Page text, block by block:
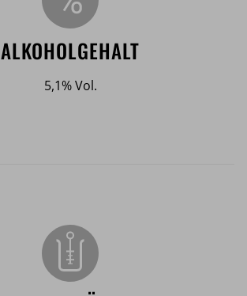
ALKOHOLGEHALT
5,1% Vol.